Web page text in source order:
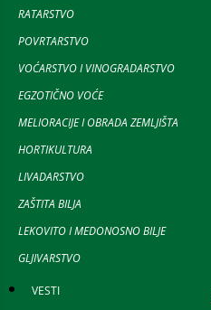
RATARSTVO
POVRTARSTVO
VOĆARSTVO I VINOGRADARSTVO
EGZOTIČNO VOĆE
MELIORACIJE I OBRADA ZEMLJIŠTA
HORTIKULTURA
LIVADARSTVO
ZAŠTITA BILJA
LEKOVITO I MEDONOSNO BILJE
GLJIVARSTVO
VESTI